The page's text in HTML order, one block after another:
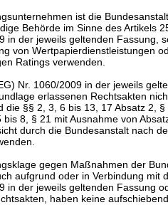
ist die
Behörde im Sinne des Artikels
in der jeweils geltenden Fassung,
von Wertpapierdienstleistungen
Ratings verwenden.
Nr. 1060/2009 in der jeweils
erlassenen Rechtsakten
die §§ 2, 3, 6 bis 13, 17 Absatz 2,
8, § 21 mit Ausnahme von
durch die Bundesanstalt nach
gegen Maßnahmen der
aufgrund oder in Verbindung mit
in der jeweils geltenden Fassung
haben keine